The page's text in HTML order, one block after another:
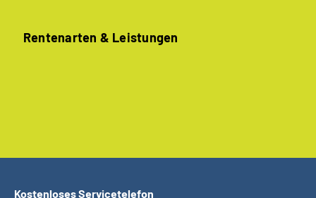
Rentenarten & Leistungen
Kostenloses Servicetelefon